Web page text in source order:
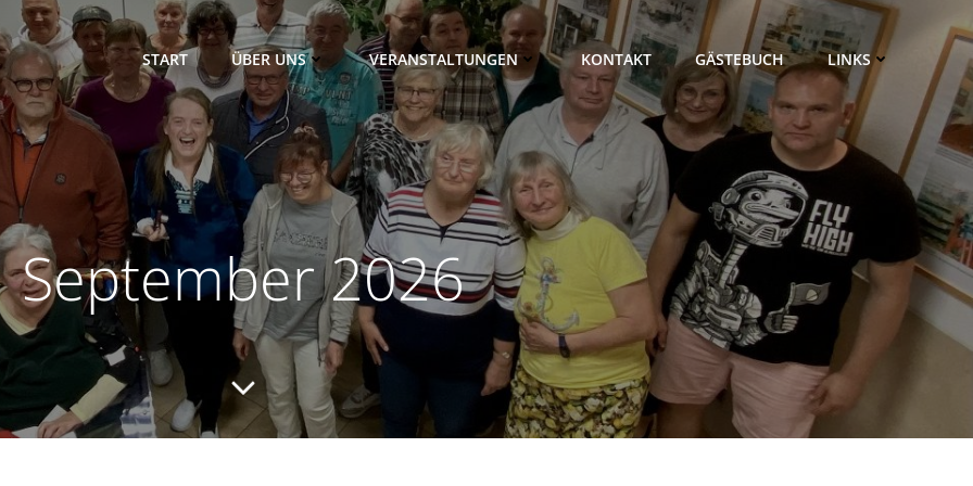
START ÜBER UNS VERANSTALTUNGEN KONTAKT GÄSTEBUCH LINKS
September 2026